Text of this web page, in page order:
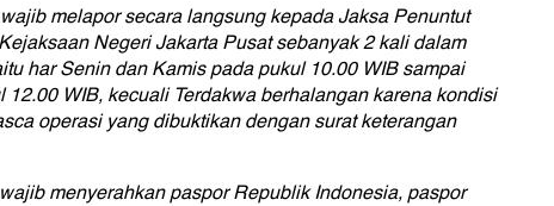
melapor secara langsung kepada Jaksa Penuntut
Negeri Jakarta Pusat sebanyak 2 kali dalam
har Senin dan Kamis pada pukul 10.00 WIB sampai
12.00 WIB, kecuali Terdakwa berhalangan karena kondisi
operasi yang dibuktikan dengan surat keterangan
menyerahkan paspor Republik Indonesia, paspor